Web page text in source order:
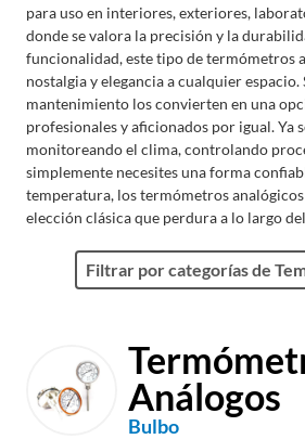
para uso en interiores, exteriores,
donde se valora la precisión y la
funcionalidad, este tipo de termómetros
nostalgia y elegancia a cualquier
mantenimiento los convierten en una
profesionales y aficionados por igual. Ya
monitoreando el clima, controlando
simplemente necesites una forma
temperatura, los termómetros
elección clásica que perdura a lo largo
Filtrar por categorías de
Análogos
Bulbo